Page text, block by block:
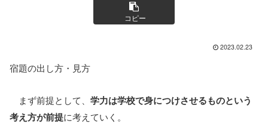
コピー
2023.02.23
宿題の出し方・見方
まず前提として、 学力は学校で身につけさせるものという
考え方が前提に考えていく。